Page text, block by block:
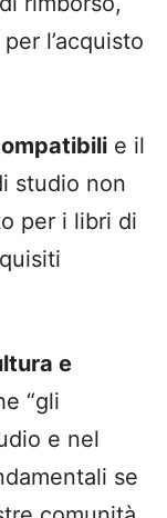
l’acquisto
e il
studio non
per i libri di
e
“gli
e nel
se